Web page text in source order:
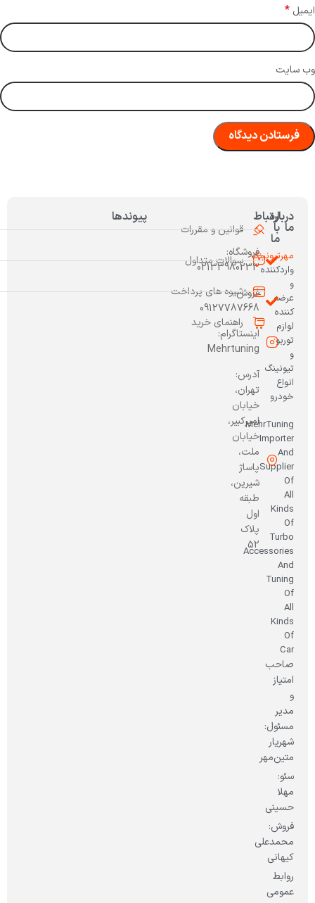
ایمیل *
وب‌ سایت
درباره
ما
مهرتیونینگ
واردکننده
و
عرضه
کننده
لوازم
توربو
و
تیونینگ
انواع
خودرو
MehrTuning
Importer
And
Supplier
Of
All
Kinds
Of
Turbo
Accessories
And
Tuning
Of
All
Kinds
Of
Car
صاحب
امتیاز
و
مدیر
مسئول:
شهریار
متین‌مهر
سئو:
مهلا
حسینی
فروش:
محمدعلی
کیهانی
روابط
عمومی
ارتباط
با
ما
فروشگاه:
02133980233
فروش:
09127787668
اینستاگرام:
Mehrtuning
آدرس:
تهران،
خیابان
امیرکبیر،
خیابان
ملت،
پاساژ
شیرین،
طبقه
اول
پلاک
52
پیوندها
قوانین و مقررات
سوالات متداول
شیوه های پرداخت
راهنمای خرید